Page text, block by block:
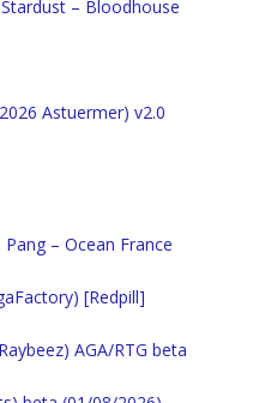
– Bloodhouse
Astuermer) v2.0
– Ocean France
[Redpill]
AGA/RTG beta